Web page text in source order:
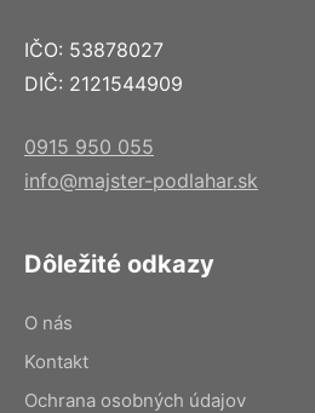
IČO: 53878027
DIČ: 2121544909
0915 950 055
info@majster-podlahar.sk
Dôležité odkazy
O nás
Kontakt
Ochrana osobných údajov